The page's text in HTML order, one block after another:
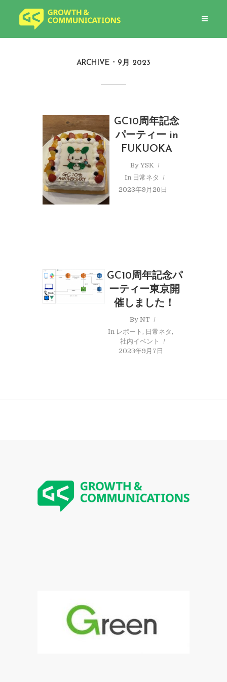
ARCHIVE 9月 2023
GC10周年記念
パーティー in
FUKUOKA
By YSK
In 日常ネタ
2023年9月26日
GC10周年記念パ
ーティー東京開
催しました！
By NT
In レポート , 日常ネタ ,
社内イベント
2023年9月7日